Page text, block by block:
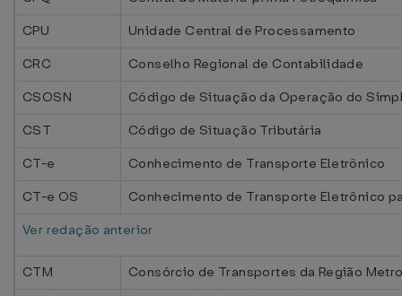
CPU
Unidade Central de Processamento
CRC
Conselho Regional de Contabilidade
CSOSN
Código de Situação da Operação do
CST
Código de Situação Tributária
CT-e
Conhecimento de Transporte Eletrônico
CT-e OS
Conhecimento de Transporte Eletrônico
Ver redação anterior
CTM
Consórcio de Transportes da Região